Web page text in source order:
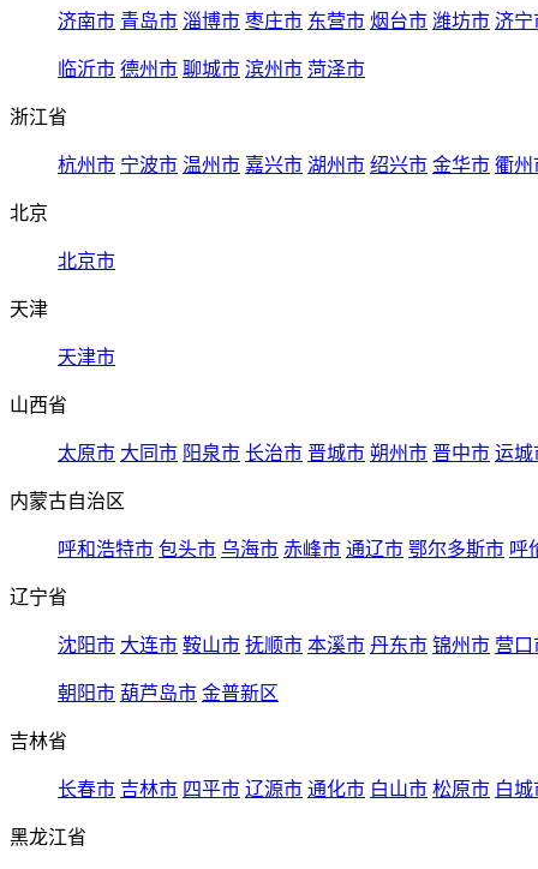
济南市 青岛市 淄博市 枣庄市 东营市 烟台市 潍坊市 济宁
临沂市 德州市 聊城市 滨州市 菏泽市
浙江省
杭州市 宁波市 温州市 嘉兴市 湖州市 绍兴市 金华市 衢州
北京
北京市
天津
天津市
山西省
太原市 大同市 阳泉市 长治市 晋城市 朔州市 晋中市 运城
内蒙古自治区
呼和浩特市 包头市 乌海市 赤峰市 通辽市 鄂尔多斯市 呼
辽宁省
沈阳市 大连市 鞍山市 抚顺市 本溪市 丹东市 锦州市 营口
朝阳市 葫芦岛市 金普新区
吉林省
长春市 吉林市 四平市 辽源市 通化市 白山市 松原市 白城
黑龙江省